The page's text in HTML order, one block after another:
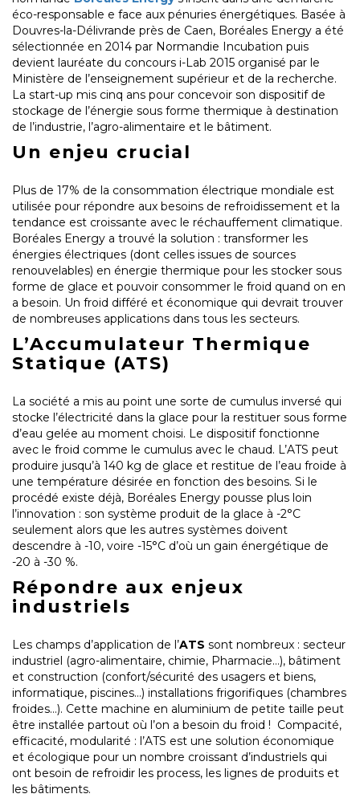
éco-responsable e face aux pénuries énergétiques. Basée à
Douvres-la-Délivrande près de Caen, Boréales Energy a été
sélectionnée en 2014 par Normandie Incubation puis
devient lauréate du concours i-Lab 2015 organisé par le
Ministère de l’enseignement supérieur et de la recherche.
La start-up mis cinq ans pour concevoir son dispositif de
stockage de l’énergie sous forme thermique à destination
de l’industrie, l’agro-alimentaire et le bâtiment.
Un enjeu crucial
Plus de 17% de la consommation électrique mondiale est
utilisée pour répondre aux besoins de refroidissement et la
tendance est croissante avec le réchauffement climatique.
Boréales Energy a trouvé la solution : transformer les
énergies électriques (dont celles issues de sources
renouvelables) en énergie thermique pour les stocker sous
forme de glace et pouvoir consommer le froid quand on en
a besoin. Un froid différé et économique qui devrait trouver
de nombreuses applications dans tous les secteurs.
L’Accumulateur Thermique
Statique (ATS)
La société a mis au point une sorte de cumulus inversé qui
stocke l’électricité dans la glace pour la restituer sous forme
d’eau gelée au moment choisi. Le dispositif fonctionne
avec le froid comme le cumulus avec le chaud. L’ATS peut
produire jusqu’à 140 kg de glace et restitue de l’eau froide à
une température désirée en fonction des besoins. Si le
procédé existe déjà, Boréales Energy pousse plus loin
l’innovation : son système produit de la glace à -2°C
seulement alors que les autres systèmes doivent
descendre à -10, voire -15°C d’où un gain énergétique de
-20 à -30 %.
Répondre aux enjeux
industriels
Les champs d’application de l’ATS sont nombreux : secteur
industriel (agro-alimentaire, chimie, Pharmacie…), bâtiment
et construction (confort/sécurité des usagers et biens,
informatique, piscines…) installations frigorifiques (chambres
froides…). Cette machine en aluminium de petite taille peut
être installée partout où l’on a besoin du froid ! Compacité,
efficacité, modularité : l’ATS est une solution économique
et écologique pour un nombre croissant d’industriels qui
ont besoin de refroidir les process, les lignes de produits et
les bâtiments.